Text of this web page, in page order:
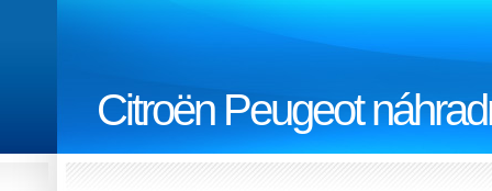
Citroën Peugeot